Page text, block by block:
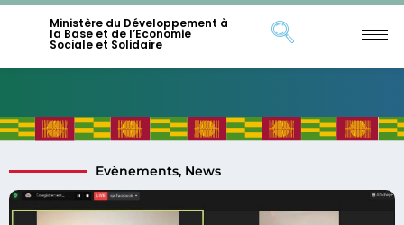
Ministère du Développement à
la Base et de l’Economie
Sociale et Solidaire
Evènements, News